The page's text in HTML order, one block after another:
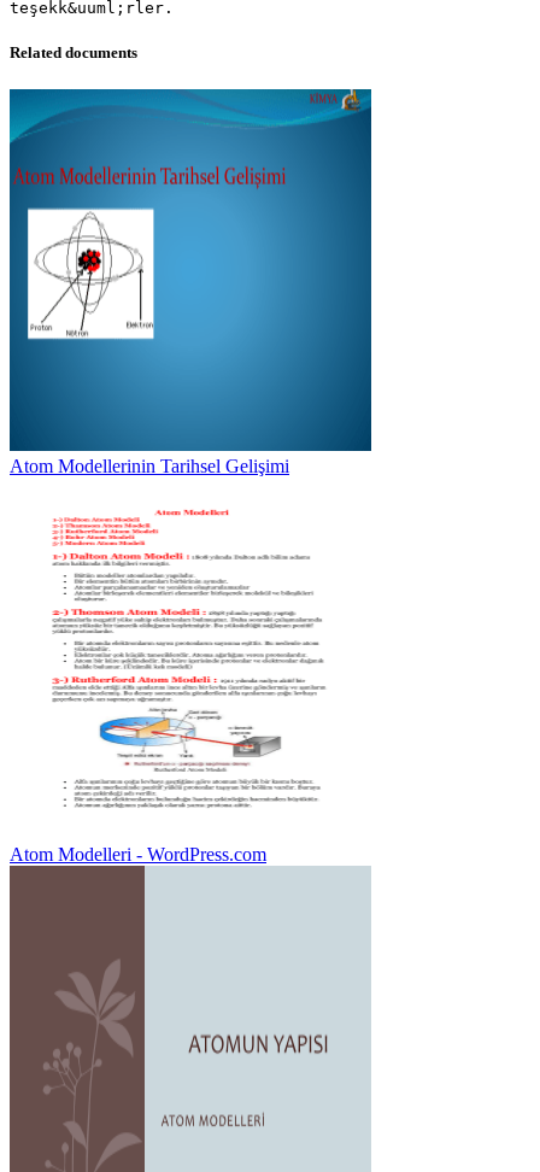
Related documents
Atom Modellerinin Tarihsel Gelişimi
Atom Modelleri - WordPress.com